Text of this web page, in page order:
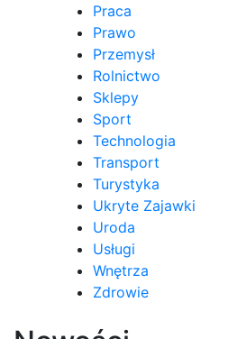
Praca
Prawo
Przemysł
Rolnictwo
Sklepy
Sport
Technologia
Transport
Turystyka
Ukryte Zajawki
Uroda
Usługi
Wnętrza
Zdrowie